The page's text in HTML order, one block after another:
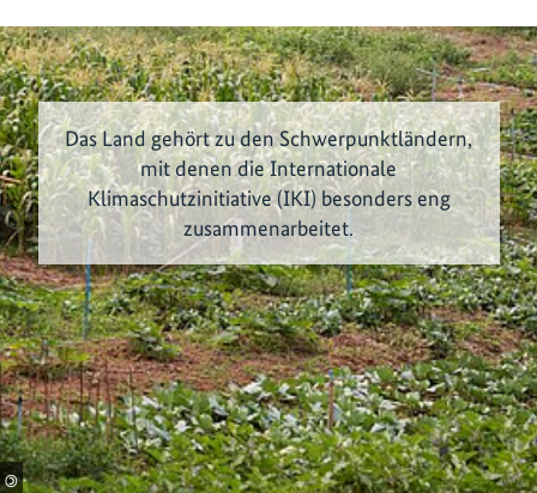
Das Land gehört zu den Schwerpunktländern,
mit denen die Internationale
Klimaschutzinitiative (IKI) besonders eng
zusammenarbeitet.
©